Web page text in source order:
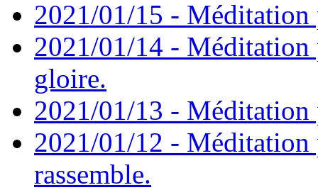
2021/01/15 - Méditation
2021/01/14 - Méditation
gloire.
2021/01/13 - Méditation
2021/01/12 - Méditation
rassemble.